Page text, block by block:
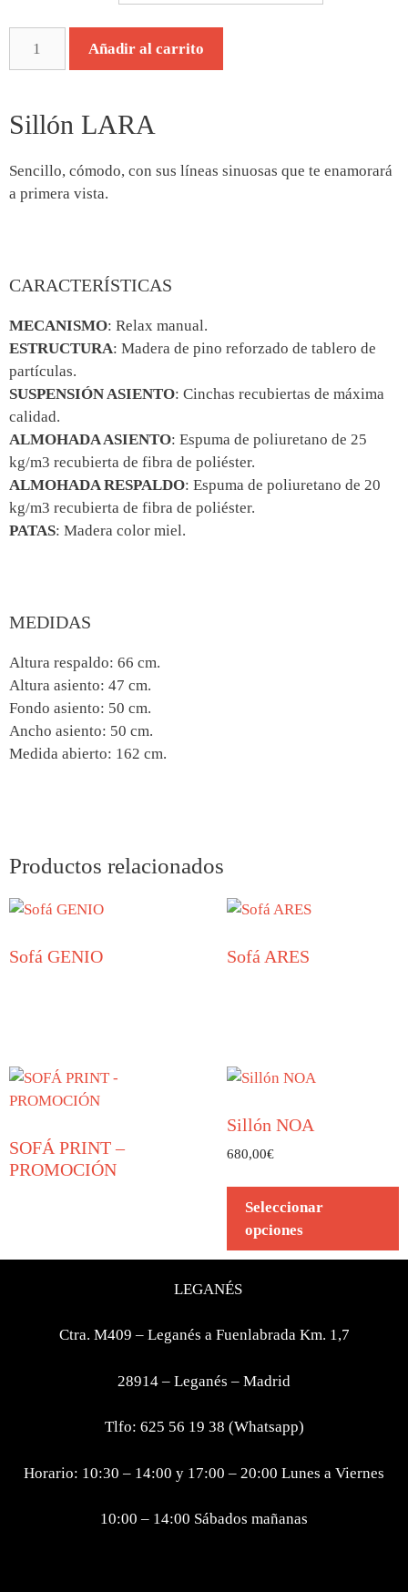
Añadir al carrito
Sillón LARA
Sencillo, cómodo, con sus líneas sinuosas que te enamorará
a primera vista.
CARACTERÍSTICAS
MECANISMO: Relax manual.
ESTRUCTURA: Madera de pino reforzado de tablero de
partículas.
SUSPENSIÓN ASIENTO: Cinchas recubiertas de máxima
calidad.
ALMOHADA ASIENTO: Espuma de poliuretano de 25
kg/m3 recubierta de fibra de poliéster.
ALMOHADA RESPALDO: Espuma de poliuretano de 20
kg/m3 recubierta de fibra de poliéster.
PATAS: Madera color miel.
MEDIDAS
Altura respaldo: 66 cm.
Altura asiento: 47 cm.
Fondo asiento: 50 cm.
Ancho asiento: 50 cm.
Medida abierto: 162 cm.
Productos relacionados
Sofá GENIO Sofá ARES
SOFÁ PRINT –
PROMOCIÓN
Sillón NOA
680,00€
Seleccionar
opciones
LEGANÉS
Ctra. M409 – Leganés a Fuenlabrada Km. 1,7
28914 – Leganés – Madrid
Tlfo: 625 56 19 38 (Whatsapp)
Horario: 10:30 – 14:00 y 17:00 – 20:00 Lunes a Viernes
10:00 – 14:00 Sábados mañanas